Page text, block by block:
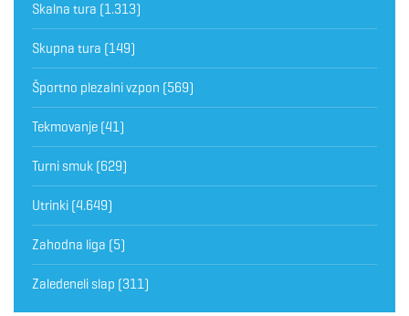
Skalna tura (1.313)
Skupna tura (149)
Športno plezalni vzpon (569)
Tekmovanje (41)
Turni smuk (629)
Utrinki (4.649)
Zahodna liga (5)
Zaledeneli slap (311)